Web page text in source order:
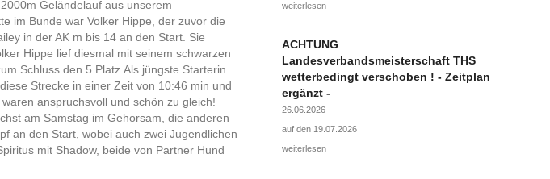
Geländelauf aus unserem
im Bunde war Volker Hippe, der zuvor die
in der AK m bis 14 an den Start. Sie
Hippe lief diesmal mit seinem schwarzen
Schluss den 5.Platz.Als jüngste Starterin
Strecke in einer Zeit von 10:46 min und
anspruchsvoll und schön zu gleich!
am Samstag im Gehorsam, die anderen
an den Start, wobei auch zwei Jugendlichen
mit Shadow, beide von Partner Hund
weiterlesen
ACHTUNG
Landesverbandsmeisterschaft THS
wetterbedingt verschoben ! - Zeitplan
ergänzt -
26.06.2026
auf den 19.07.2026
weiterlesen